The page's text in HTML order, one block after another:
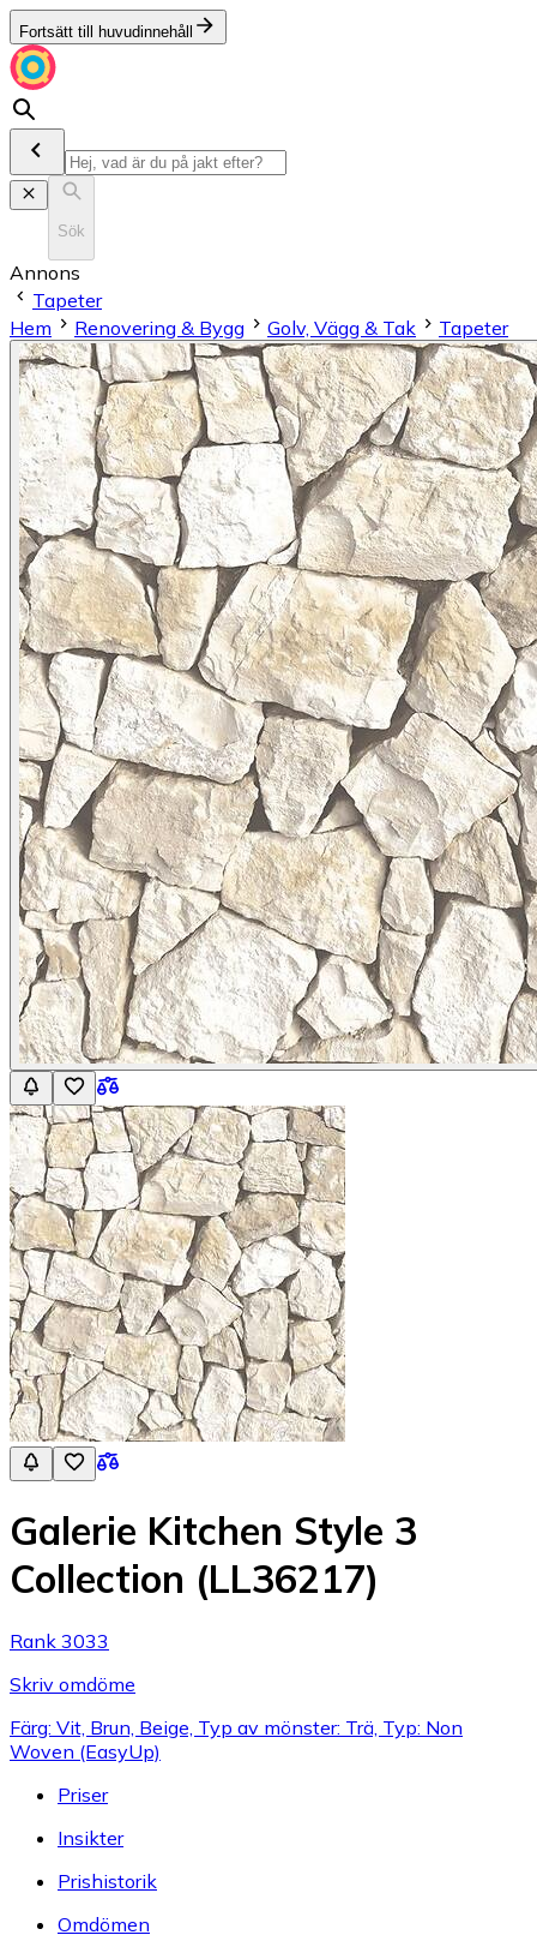
Fortsätt till huvudinnehåll
Sök
Annons
Tapeter
Hem
Renovering & Bygg Golv, Vägg & Tak Tapeter
Galerie Kitchen Style 3
Collection (LL36217)
Rank 3033
Skriv omdöme
Färg: Vit, Brun, Beige, Typ av mönster: Trä, Typ: Non
Woven (EasyUp)
Priser
Insikter
Prishistorik
Omdömen